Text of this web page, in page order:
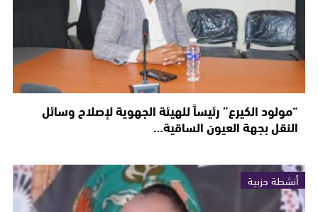
“مولود الكيرع” رئيساً للهيئة الجهوية لإصلاح وسائل
النقل بجهة العيون الساقية…
أنشطة حزبية